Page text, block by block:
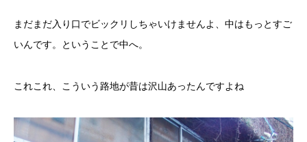
まだまだ入り口でビックリしちゃいけませんよ、中はもっとすご
いんです。ということで中へ。
これこれ、こういう路地が昔は沢山あったんですよね